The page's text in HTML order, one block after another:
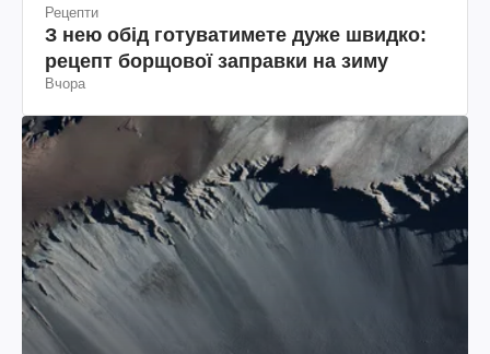
Рецепти
З нею обід готуватимете дуже швидко:
рецепт борщової заправки на зиму
Вчора